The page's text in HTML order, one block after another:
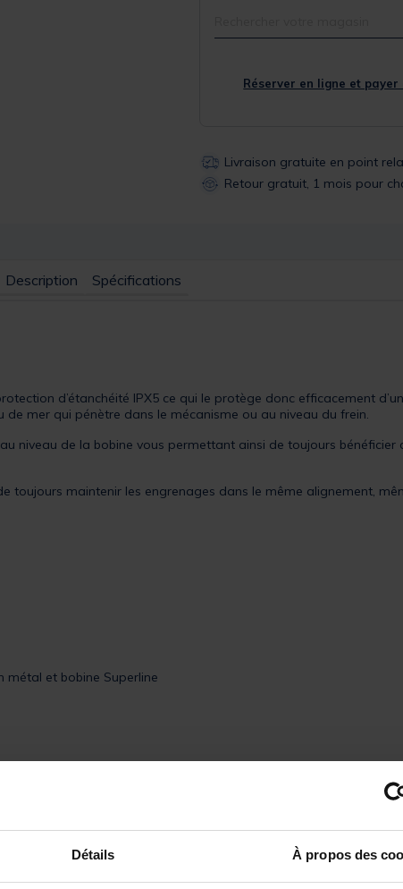
Détails À propos des
Réserver en ligne et payer
Livraison gratuite en point
Retour gratuit, 1 mois pour
Description Spécifications
d’étanchéité IPX5 ce qui le protège donc efficacement
de mer qui pénètre dans le mécanisme ou au niveau du frein.
niveau de la bobine vous permettant ainsi de toujours bénéficier
maintenir les engrenages dans le même alignement,
métal et bobine Superline